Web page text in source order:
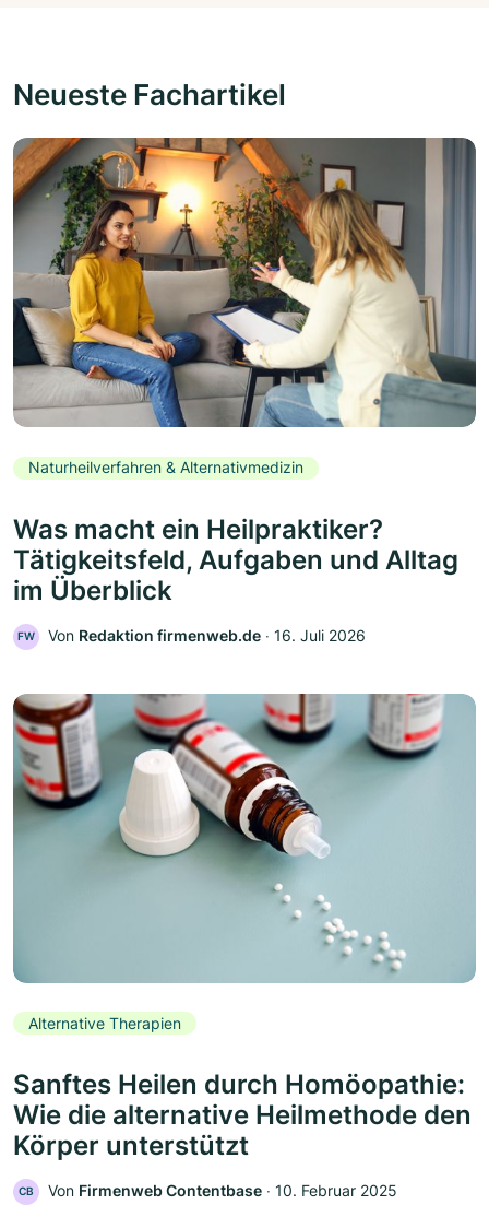
Neueste Fachartikel
Naturheilverfahren & Alternativmedizin
Was macht ein Heilpraktiker?
Tätigkeitsfeld, Aufgaben und Alltag
im Überblick
FW Von Redaktion firmenweb.de ‧ 16. Juli 2026
Alternative Therapien
Sanftes Heilen durch Homöopathie:
Wie die alternative Heilmethode den
Körper unterstützt
CB Von Firmenweb Contentbase ‧ 10. Februar 2025